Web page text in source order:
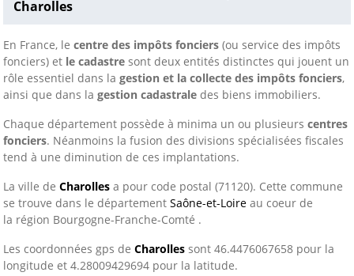
Charolles
En France, le centre des impôts fonciers (ou service des impôts
fonciers) et le cadastre sont deux entités distinctes qui jouent un
rôle essentiel dans la gestion et la collecte des impôts fonciers,
ainsi que dans la gestion cadastrale des biens immobiliers.
Chaque département possède à minima un ou plusieurs centres
fonciers. Néanmoins la fusion des divisions spécialisées fiscales
tend à une diminution de ces implantations.
La ville de Charolles a pour code postal (71120). Cette commune
se trouve dans le département Saône-et-Loire au coeur de
la région Bourgogne-Franche-Comté .
Les coordonnées gps de Charolles sont 46.4476067658 pour la
longitude et 4.28009429694 pour la latitude.